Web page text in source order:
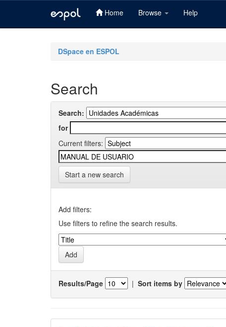
Home Browse Help
DSpace en ESPOL
Search
Search:
for
Current filters:
Start a new search
Add filters:
Use filters to refine the search results.
Results/Page | Sort items by